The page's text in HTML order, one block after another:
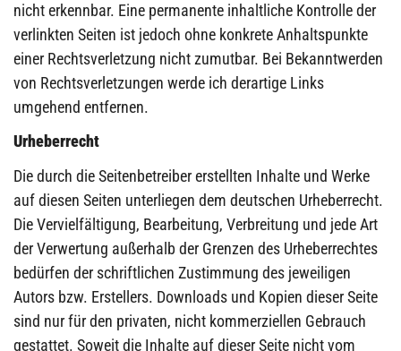
nicht erkennbar. Eine permanente inhaltliche Kontrolle der
verlinkten Seiten ist jedoch ohne konkrete Anhaltspunkte
einer Rechtsverletzung nicht zumutbar. Bei Bekanntwerden
von Rechtsverletzungen werde ich derartige Links
umgehend entfernen.
Urheberrecht
Die durch die Seitenbetreiber erstellten Inhalte und Werke
auf diesen Seiten unterliegen dem deutschen Urheberrecht.
Die Vervielfältigung, Bearbeitung, Verbreitung und jede Art
der Verwertung außerhalb der Grenzen des Urheberrechtes
bedürfen der schriftlichen Zustimmung des jeweiligen
Autors bzw. Erstellers. Downloads und Kopien dieser Seite
sind nur für den privaten, nicht kommerziellen Gebrauch
gestattet. Soweit die Inhalte auf dieser Seite nicht vom